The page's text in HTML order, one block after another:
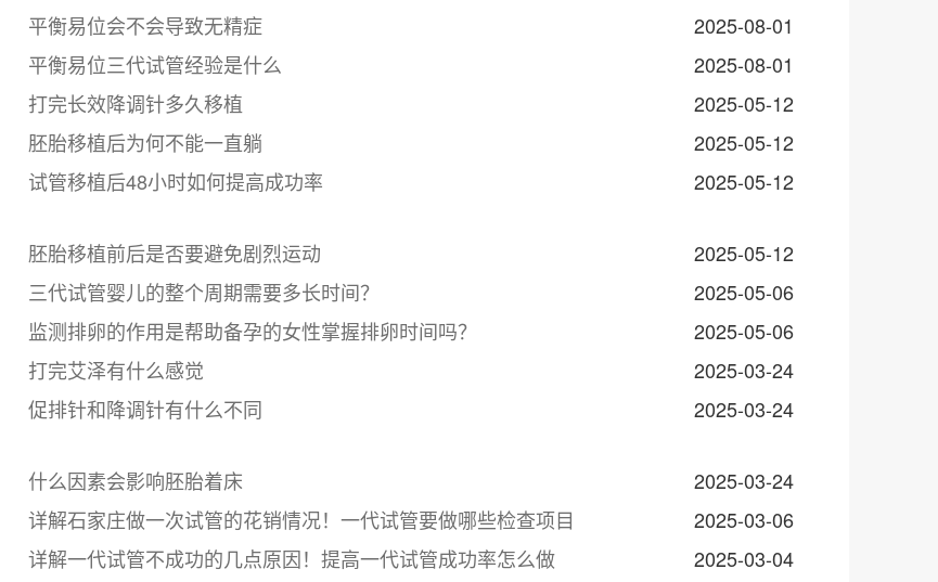
平衡易位会不会导致无精症
2025-08-01
平衡易位三代试管经验是什么
2025-08-01
打完长效降调针多久移植
2025-05-12
胚胎移植后为何不能一直躺
2025-05-12
试管移植后48小时如何提高成功率
2025-05-12
胚胎移植前后是否要避免剧烈运动
2025-05-12
三代试管婴儿的整个周期需要多长时间？
2025-05-06
监测排卵的作用是帮助备孕的女性掌握排卵时间吗？
2025-05-06
打完艾泽有什么感觉
2025-03-24
促排针和降调针有什么不同
2025-03-24
什么因素会影响胚胎着床
2025-03-24
详解石家庄做一次试管的花销情况！一代试管要做哪些检查项目
2025-03-06
详解一代试管不成功的几点原因！提高一代试管成功率怎么做
2025-03-04